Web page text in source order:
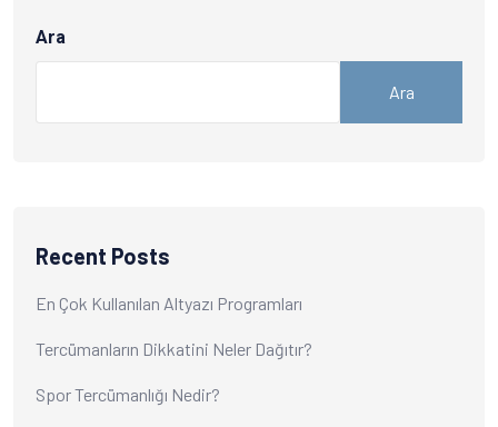
Ara
Ara
Recent Posts
En Çok Kullanılan Altyazı Programları
Tercümanların Dikkatini Neler Dağıtır?
Spor Tercümanlığı Nedir?